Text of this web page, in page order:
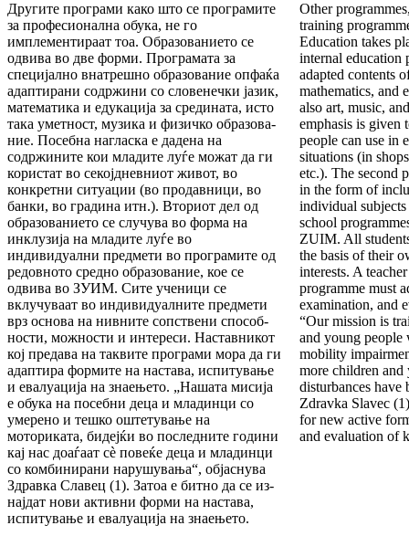
Другите програми како што се програмите
за про­фесионална обука, не го
имплементираат тоа. Образованието се
одвива во две форми. Про­­грамата за
специјално внатрешно образо­ва­ние опфаќа
адаптирани содржини со слове­неч­ки јазик,
математика и едукација за средината, исто
така уметност, музика и физичко образо­ва­
ние. Посебна нагласка е дадена на
содржините кои младите луѓе можат да ги
користат во се­кој­дневниот живот, во
конкретни ситуации (во продавници, во
банки, во градина итн.). Вто­ри­от дел од
образованието се случува во форма на
инклузија на младите луѓе во
индивидуални предмети во програмите од
редовното средно образование, кое се
одвива во ЗУИМ. Сите уче­ни­ци се
вклучуваат во индивидуалните предме­ти
врз основа на нивните сопствени способ­
нос­ти, можности и интереси. Наставникот
кој пре­дава на таквите програми мора да ги
адап­ти­ра формите на настава, испитување
и евалуа­ци­ја на знаењето. „Нашата мисија
е обука на по­себ­ни деца и младинци со
умерено и тешко ош­те­тување на
моториката, бидејќи во последните години
кај нас доаѓаат сè повеќе деца и мла­динци
со комбинирани нарушувања“, објаснува
Здравка Славец (1). Затоа е битно да се из­
нај­дат но­ви активни форми на настава,
испиту­ва­ње и евалуација на знаењето.
Other
training
Education takes
in­ternal education
adapted contents
mathematics, and
also art, music,
emphasis is given
people can use in
situations (in
etc.). The second
in the form of
individual
school
ZUIM. All
the basis of their
inter­ests. A
programme must
examination, and
“Our mission is
and young people
mobility
more children
disturbances have
Zdravka Slavec
for new active
and evaluation of